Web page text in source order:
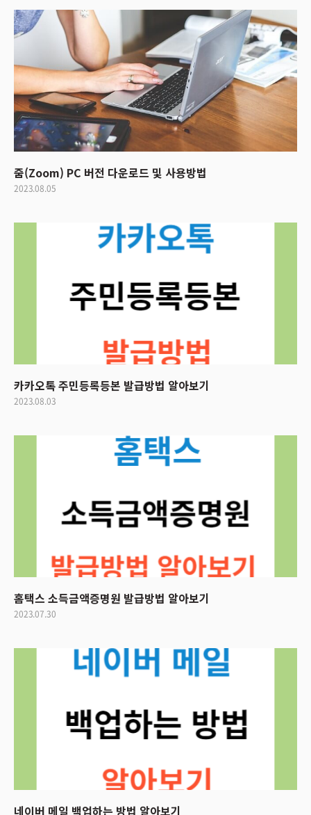
줌(Zoom) PC 버전 다운로드 및 사용방법
2023.08.05
카카오톡 주민등록등본 발급방법 알아보기
2023.08.03
홈택스 소득금액증명원 발급방법 알아보기
2023.07.30
네이버 메일 백업하는 방법 알아보기